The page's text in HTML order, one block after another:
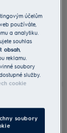
účelům
používáte,
a analytiku.
souhlas
obsah,
reklamu.
soubory
služby.
cookie
soubory